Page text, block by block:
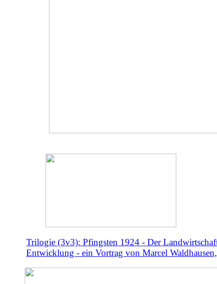
Trilogie (3v3): Pfingsten 1924 - Der
Entwicklung - ein Vortrag von Marcel